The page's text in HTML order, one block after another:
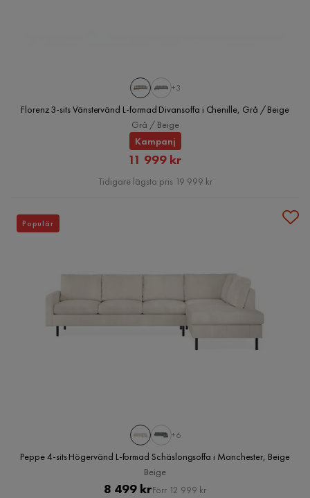
+3
Florenz 3-sits Vänstervänd L-formad Divansoffa i Chenille, Grå / Beige
Grå / Beige
Kampanj
Rabatterat
Pris
11 999 kr
Tidigare lägsta pris 19 999 kr
+6
Peppe 4-sits Högervänd L-formad Schäslongsoffa i Manchester, Beige
Beige
Pris
8 499 krOriginal
Förr 12 999 kr
Populär